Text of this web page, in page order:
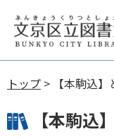
トップ > 【本駒込】
【本駒込